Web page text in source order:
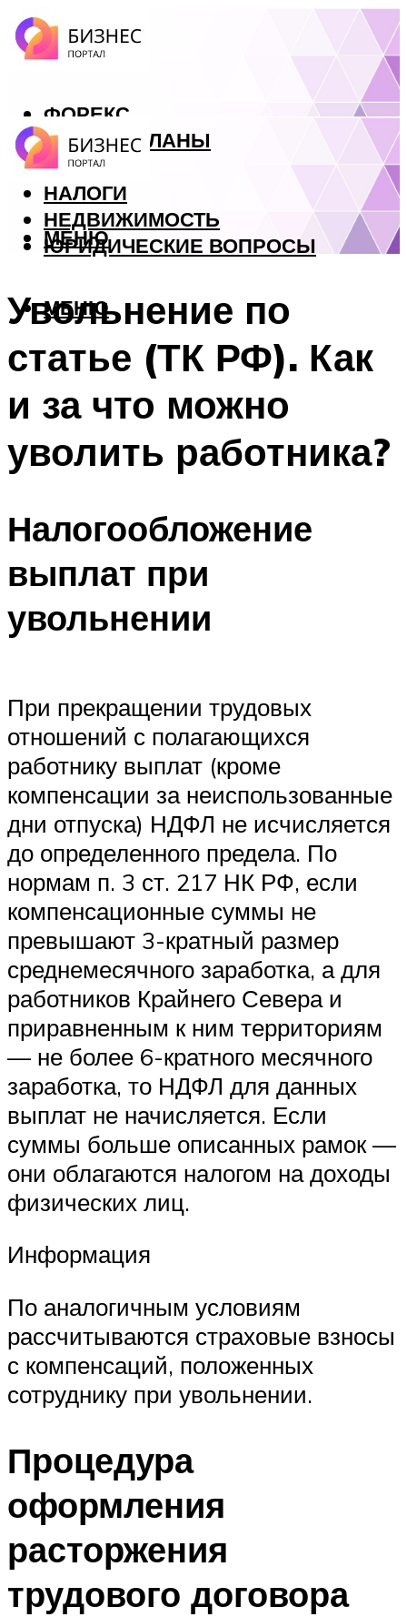
ФОРЕКС
БИЗНЕС ПЛАНЫ
КРЕДИТЫ
НАЛОГИ
НЕДВИЖИМОСТЬ
ЮРИДИЧЕСКИЕ ВОПРОСЫ
МЕНЮ
МЕНЮ
Увольнение по
статье (ТК РФ). Как
и за что можно
уволить работника?
Налогообложение
выплат при
увольнении
При прекращении трудовых
отношений с полагающихся
работнику выплат (кроме
компенсации за неиспользованные
дни отпуска) НДФЛ не исчисляется
до определенного предела. По
нормам п. 3 ст. 217 НК РФ, если
компенсационные суммы не
превышают 3-кратный размер
среднемесячного заработка, а для
работников Крайнего Севера и
приравненным к ним территориям
— не более 6-кратного месячного
заработка, то НДФЛ для данных
выплат не начисляется. Если
суммы больше описанных рамок —
они облагаются налогом на доходы
физических лиц.
Информация
По аналогичным условиям
рассчитываются страховые взносы
с компенсаций, положенных
сотруднику при увольнении.
Процедура
оформления
расторжения
трудового договора